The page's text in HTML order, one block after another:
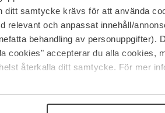
ditt samtycke krävs för att använda
relevant och anpassat innehåll/
behandling av personuppgifter).
cookies" accepterar du alla cookies,
återkalla ditt samtycke. För mer
The Beauty Edit
Jobb hos oss
Samarbeidspartner